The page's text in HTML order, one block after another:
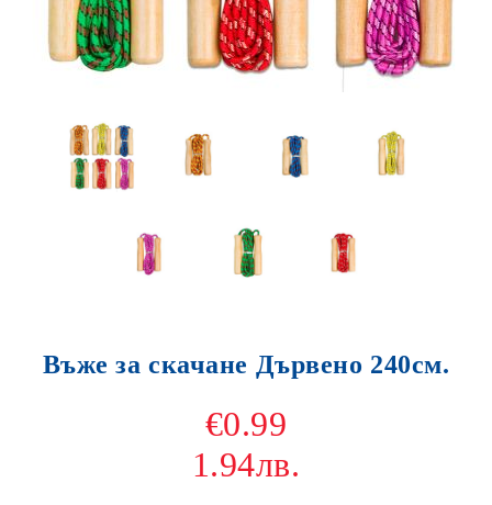
Въже за скачане Дървено 240см.
€0.99
1.94лв.